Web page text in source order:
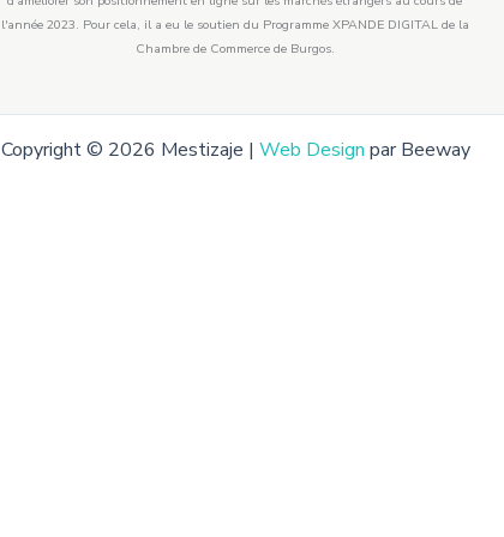
l'année 2023. Pour cela, il a eu le soutien du Programme XPANDE DIGITAL de la
Chambre de Commerce de Burgos.
Copyright © 2026 Mestizaje | Web Design par Beeway